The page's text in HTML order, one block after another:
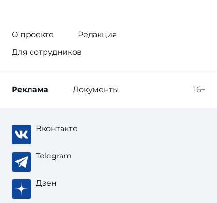
О проекте
Редакция
Для сотрудников
16+
Реклама Документы
Вконтакте
Telegram
Дзен